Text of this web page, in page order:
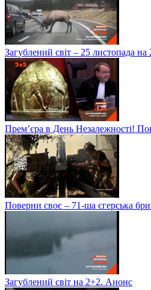
Загублений світ – 25 листопада на
Прем’єра в День Незалежності!
Поверни своє – 71-ша єгерська
Загублений світ на 2+2. Анонс